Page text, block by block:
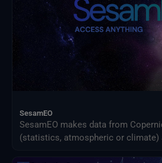
SesamEO
SesamEO makes data from
(statistics, atmospheric or climate)